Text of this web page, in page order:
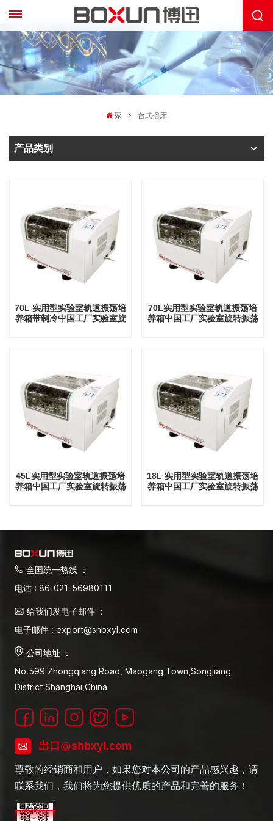
家 台式摇床
产品类别
70L 实用型实验室轨道振荡培
养箱带制冷中国工厂实验室旋
70L实用型实验室轨道振荡培
养箱中国工厂实验室旋转振荡
45L实用型实验室轨道振荡培
养箱中国工厂实验室旋转振荡
18L 实用型实验室轨道振荡培
养箱中国工厂实验室旋转振荡
全国统一热线 ：
电话 : 86-021-56980111
给我们发电子邮件 ：
电子邮件 : export@shbxyl.com
公司地址 ：
No.599 Zhongqiang Road, Maogang Town,Songjiang
District Shanghai,China
出口@shbxyl.com
尊敬的经销商和用户，如果您对本公司的产品感兴趣，请
联系我们，我们将为您提供优质的产品和完善的服务！